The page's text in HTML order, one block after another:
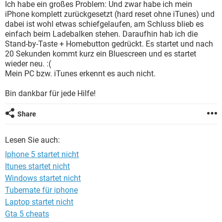
WHATSAPP TIKTOK
FACEBOOK HARDWARE
WINDOWS 10 INSTAGRAM
WHATSAPP TIKTOK
FACEBOOK HARDWARE
Ich habe ein großes Problem: Und zwar habe ich mein
iPhone komplett zurückgesetzt (hard reset ohne iTunes) und
dabei ist wohl etwas schiefgelaufen, am Schluss blieb es
einfach beim Ladebalken stehen. Daraufhin hab ich die
Stand-by-Taste + Homebutton gedrückt. Es startet und nach
20 Sekunden kommt kurz ein Bluescreen und es startet
wieder neu. :(
Mein PC bzw. iTunes erkennt es auch nicht.
Bin dankbar für jede Hilfe!
Share
Lesen Sie auch:
Iphone 5 startet nicht
Itunes startet nicht
Windows startet nicht
Tubemate für iphone
Laptop startet nicht
Gta 5 cheats